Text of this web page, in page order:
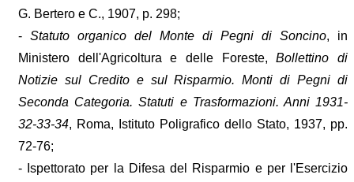
G. Bertero e C., 1907, p. 298;
- Statuto organico del Monte di Pegni di Soncino, in
Ministero dell'Agricoltura e delle Foreste,Bollettino di
Notizie sul Credito e sul Risparmio. Monti di Pegni di
Seconda Categoria. Statuti e Trasformazioni. Anni 1931-
32-33-34, Roma, Istituto Poligrafico dello Stato, 1937, pp.
72-76;
- Ispettorato per la Difesa del Risparmio e per l'Esercizio